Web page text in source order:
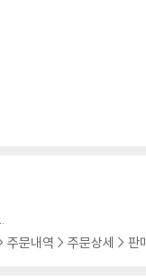
문내역 > 주문상세 >